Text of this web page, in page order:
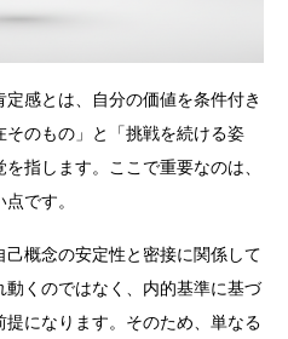
感とは、自分の価値を条件付き
のもの」と「挑戦を続ける姿
指します。ここで重要なのは、
です。
概念の安定性と密接に関係して
くのではなく、内的基準に基づ
になります。そのため、単なる